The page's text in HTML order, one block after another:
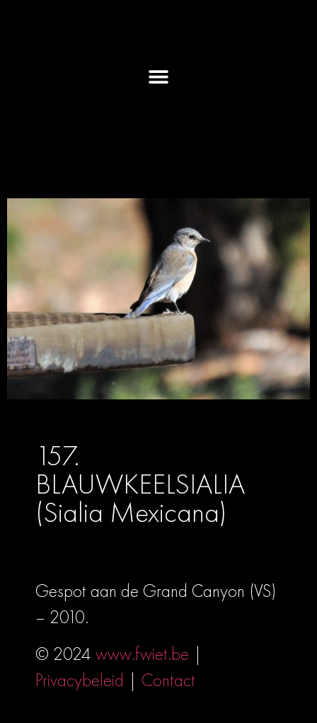
157.
BLAUWKEELSIALIA
(Sialia Mexicana)
Gespot aan de Grand Canyon (VS)
– 2010.
© 2024 www.fwiet.be |
Privacybeleid | Contact